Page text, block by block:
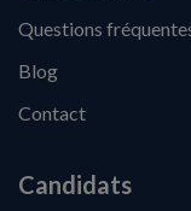
Questions
Blog
Contact
Candidats